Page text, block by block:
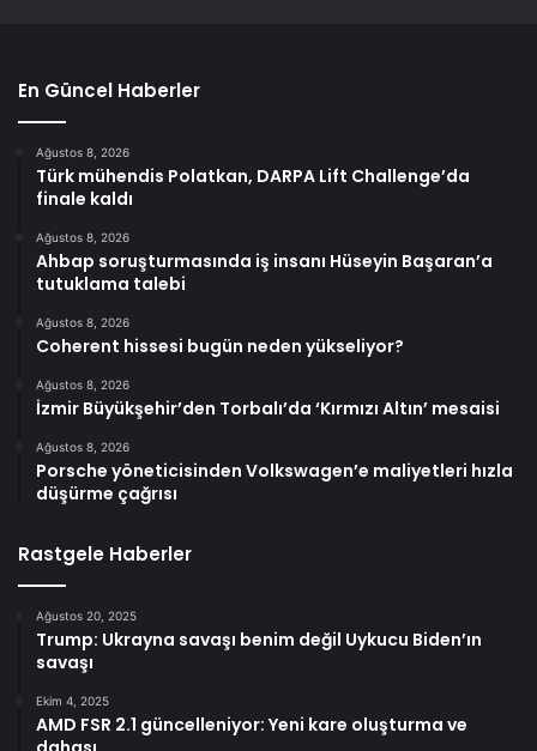
En Güncel Haberler
Ağustos 8, 2026
Türk mühendis Polatkan, DARPA Lift Challenge’da
finale kaldı
Ağustos 8, 2026
Ahbap soruşturmasında iş insanı Hüseyin Başaran’a
tutuklama talebi
Ağustos 8, 2026
Coherent hissesi bugün neden yükseliyor?
Ağustos 8, 2026
İzmir Büyükşehir’den Torbalı’da ‘Kırmızı Altın’ mesaisi
Ağustos 8, 2026
Porsche yöneticisinden Volkswagen’e maliyetleri hızla
düşürme çağrısı
Rastgele Haberler
Ağustos 20, 2025
Trump: Ukrayna savaşı benim değil Uykucu Biden’ın
savaşı
Ekim 4, 2025
AMD FSR 2.1 güncelleniyor: Yeni kare oluşturma ve